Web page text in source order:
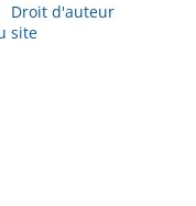
Droit d'auteur
site